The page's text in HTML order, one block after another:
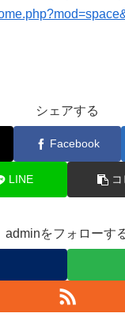
シェアする
Facebook
LINE
adminをフォローす